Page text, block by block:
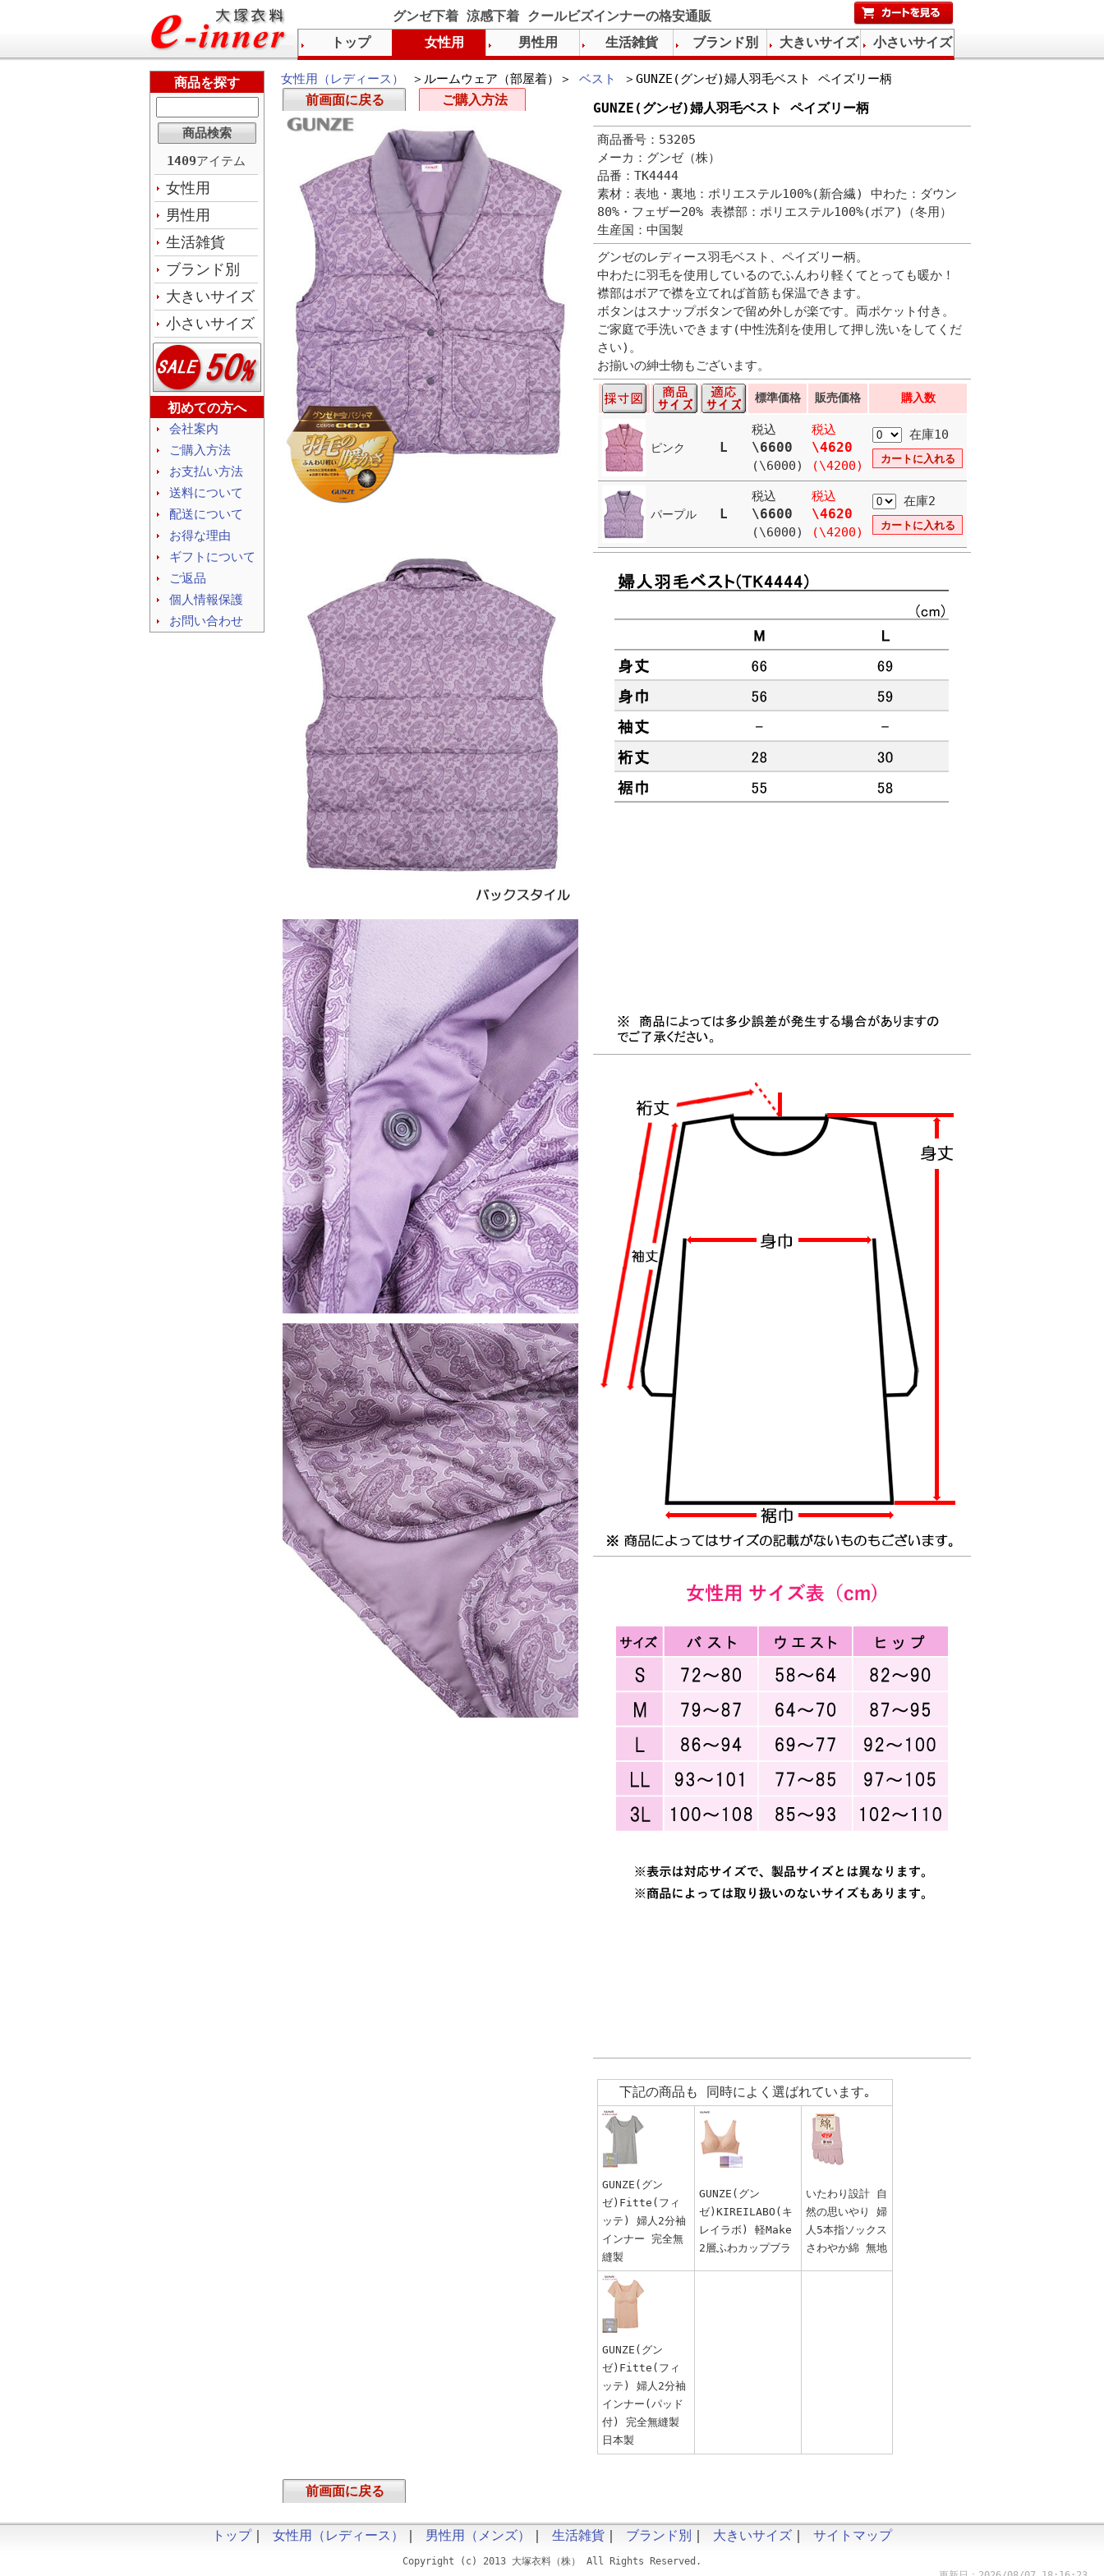
グンゼ下着 涼感下着 クールビズインナーの格安通販
女性用（レディース） ＞ルームウェア（部屋着）＞ ベスト ＞GUNZE(グンゼ)婦人羽毛ベスト ペイズリー柄
GUNZE(グンゼ)婦人羽毛ベスト ペイズリー柄
商品番号：53205
メーカ：グンゼ（株）
品番：TK4444
素材：表地・裏地：ポリエステル100%(新合繊) 中わた：ダウン
80%・フェザー20% 表襟部：ポリエステル100%(ボア)（冬用）
生産国：中国製
グンゼのレディース羽毛ベスト、ペイズリー柄。
中わたに羽毛を使用しているのでふんわり軽くてとっても暖か！
襟部はボアで襟を立てれば首筋も保温できます。
ボタンはスナップボタンで留め外しが楽です。両ポケット付き。
ご家庭で手洗いできます(中性洗剤を使用して押し洗いをしてくだ
さい)。
お揃いの紳士物もございます。
標準価格 販売価格 購入数
ピンク L
税込
\6600
(\6000)
税込
\4620
(\4200)
在庫10
パープル L
税込
\6600
(\6000)
税込
\4620
(\4200)
在庫2
下記の商品も 同時によく選ばれています｡
GUNZE(グン
ゼ)Fitte(フィ
ッテ) 婦人2分袖
インナー 完全無
縫製
GUNZE(グン
ゼ)KIREILABO(キ
レイラボ) 軽Make
2層ふわカップブラ
いたわり設計 自
然の思いやり 婦
人5本指ソックス
さわやか綿 無地
GUNZE(グン
ゼ)Fitte(フィ
ッテ) 婦人2分袖
インナー(パッド
付) 完全無縫製
日本製
前画面に戻る ご購入方法
前画面に戻る
商品を探す
1409アイテム
女性用
男性用
生活雑貨
ブランド別
大きいサイズ
小さいサイズ
初めての方へ
会社案内
ご購入方法
お支払い方法
送料について
配送について
お得な理由
ギフトについて
ご返品
個人情報保護
お問い合わせ
トップ 女性用 男性用 生活雑貨 ブランド別 大きいサイズ 小さいサイズ
トップ｜ 女性用（レディース） ｜ 男性用（メンズ） ｜ 生活雑貨 ｜ ブランド別 ｜ 大きいサイズ ｜ サイトマップ
Copyright (c) 2013 大塚衣料（株） All Rights Reserved.